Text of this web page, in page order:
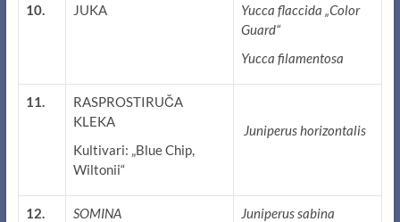
10. JUKA
Yucca flaccida „Color
Guard“
Yucca filamentosa
11.
RASPROSTIRUČA
KLEKA
Kultivari: „Blue Chip,
Wiltonii“
Juniperus horizontalis
12.
SOMINA
Juniperus sabina